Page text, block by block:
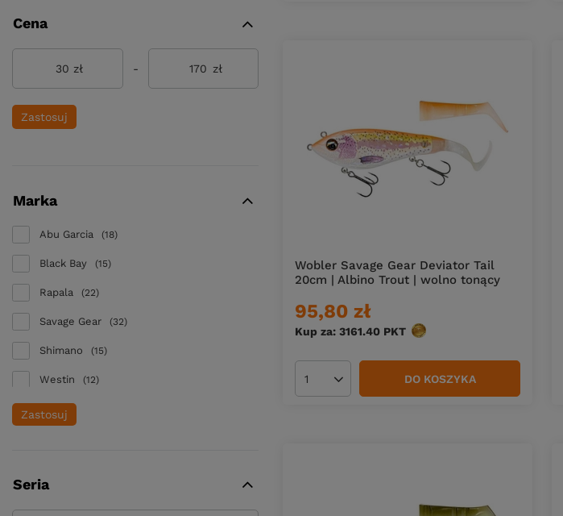
Cena
zł - zł
Zastosuj
Marka
Abu Garcia 18
Black Bay 15
Rapala 22
Savage Gear 32
Shimano 15
Westin 12
Zastosuj
Seria
Wobler Savage Gear Deviator Tail
20cm | Albino Trout | wolno tonący
95,80 zł
Kup za: 3161.40 PKT punktów
Ilość produktów DO KOSZYKA